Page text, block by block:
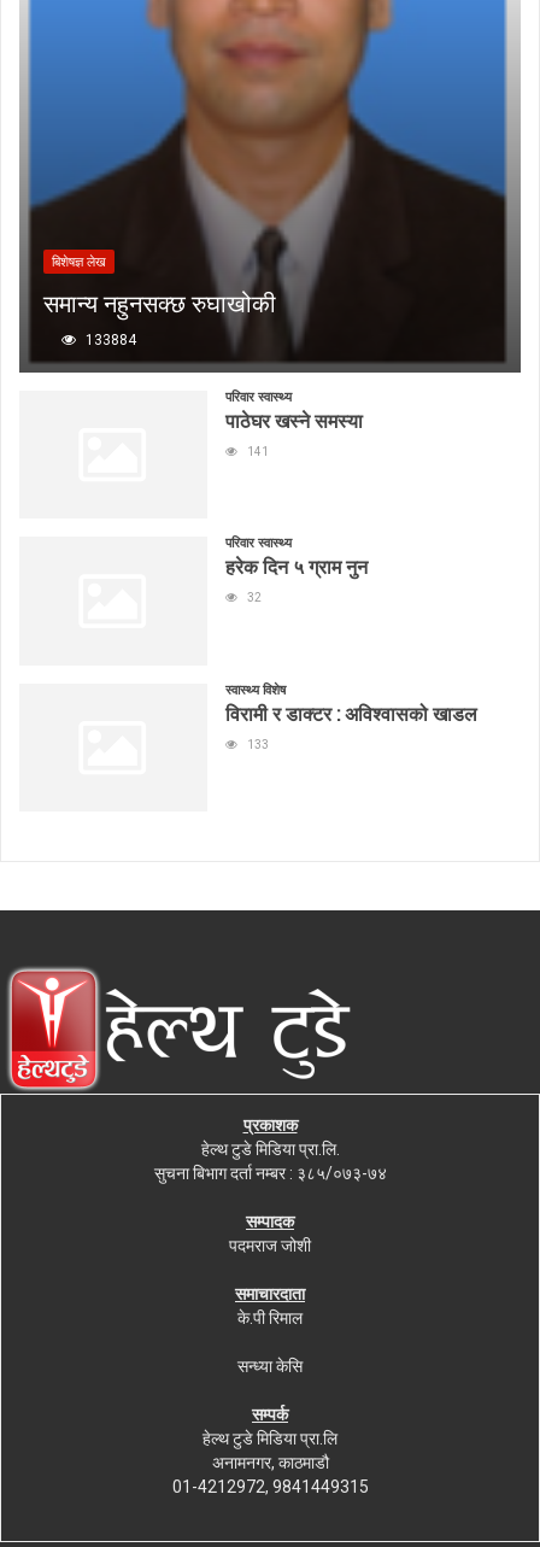
बिशेषज्ञ लेख
समान्य नहुनसक्छ रुघाखोकी
133884
परिवार स्वास्थ्य
पाठेघर खस्ने समस्या
141
परिवार स्वास्थ्य
हरेक दिन ५ ग्राम नुन
32
स्वास्थ्य विशेष
विरामी र डाक्टर : अविश्वासको खाडल
133
प्रकाशक
हेल्थ टुडे मिडिया प्रा.लि.
सुचना बिभाग दर्ता नम्बर : ३८५/०७३-७४
सम्पादक
पदमराज जोशी
समाचारदाता
के.पी रिमाल
सन्ध्या केसि
सम्पर्क
हेल्थ टुडे मिडिया प्रा.लि
अनामनगर, काठमाडौ
01-4212972, 9841449315